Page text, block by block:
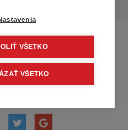
VŠETKO
VŠETKO